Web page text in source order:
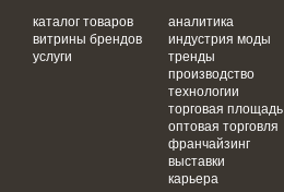
каталог товаров
витрины брендов
услуги
аналитика
индустрия моды
тренды
производство
технологии
торговая площадь
оптовая торговля
франчайзинг
выставки
карьера